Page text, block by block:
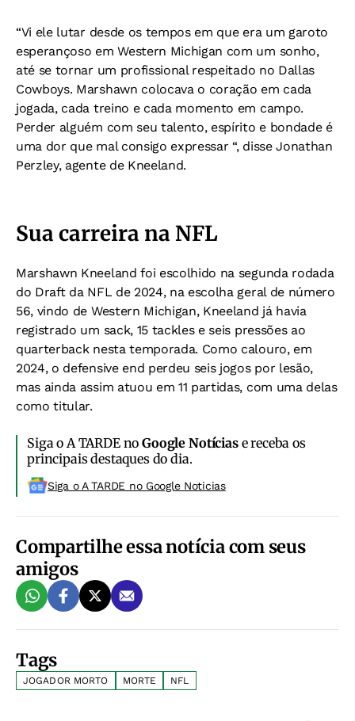
“Vi ele lutar desde os tempos em que era um garoto
esperançoso em Western Michigan com um sonho,
até se tornar um profissional respeitado no Dallas
Cowboys. Marshawn colocava o coração em cada
jogada, cada treino e cada momento em campo.
Perder alguém com seu talento, espírito e bondade é
uma dor que mal consigo expressar “, disse Jonathan
Perzley, agente de Kneeland.
Sua carreira na NFL
Marshawn Kneeland foi escolhido na segunda rodada
do Draft da NFL de 2024, na escolha geral de número
56, vindo de Western Michigan, Kneeland já havia
registrado um sack, 15 tackles e seis pressões ao
quarterback nesta temporada. Como calouro, em
2024, o defensive end perdeu seis jogos por lesão,
mas ainda assim atuou em 11 partidas, com uma delas
como titular.
Siga o A TARDE noGoogle Notíciase receba os
principais destaques do dia.
Siga o A TARDE no Google Noticias
Compartilhe essa notícia com seus
amigos
Tags
JOGADOR MORTO MORTE NFL